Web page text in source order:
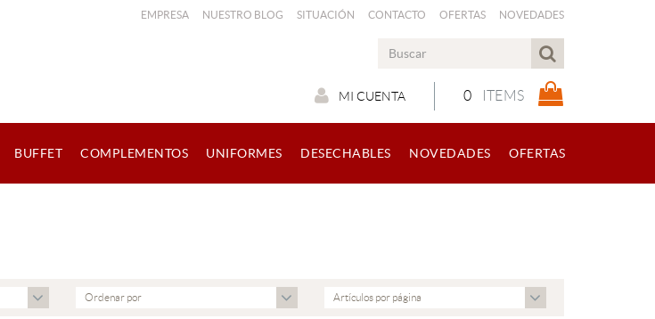
EMPRESA NUESTRO BLOG SITUACIÓN CONTACTO OFERTAS NOVEDADES
0 ITEMS
MI CUENTA
BUFFET COMPLEMENTOS UNIFORMES DESECHABLES NOVEDADES OFERTAS
Ordenar por Artículos por página